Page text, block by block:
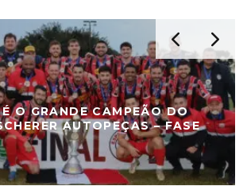
O GRANDE CAMPEÃO DO
AUTOPEÇAS – FASE